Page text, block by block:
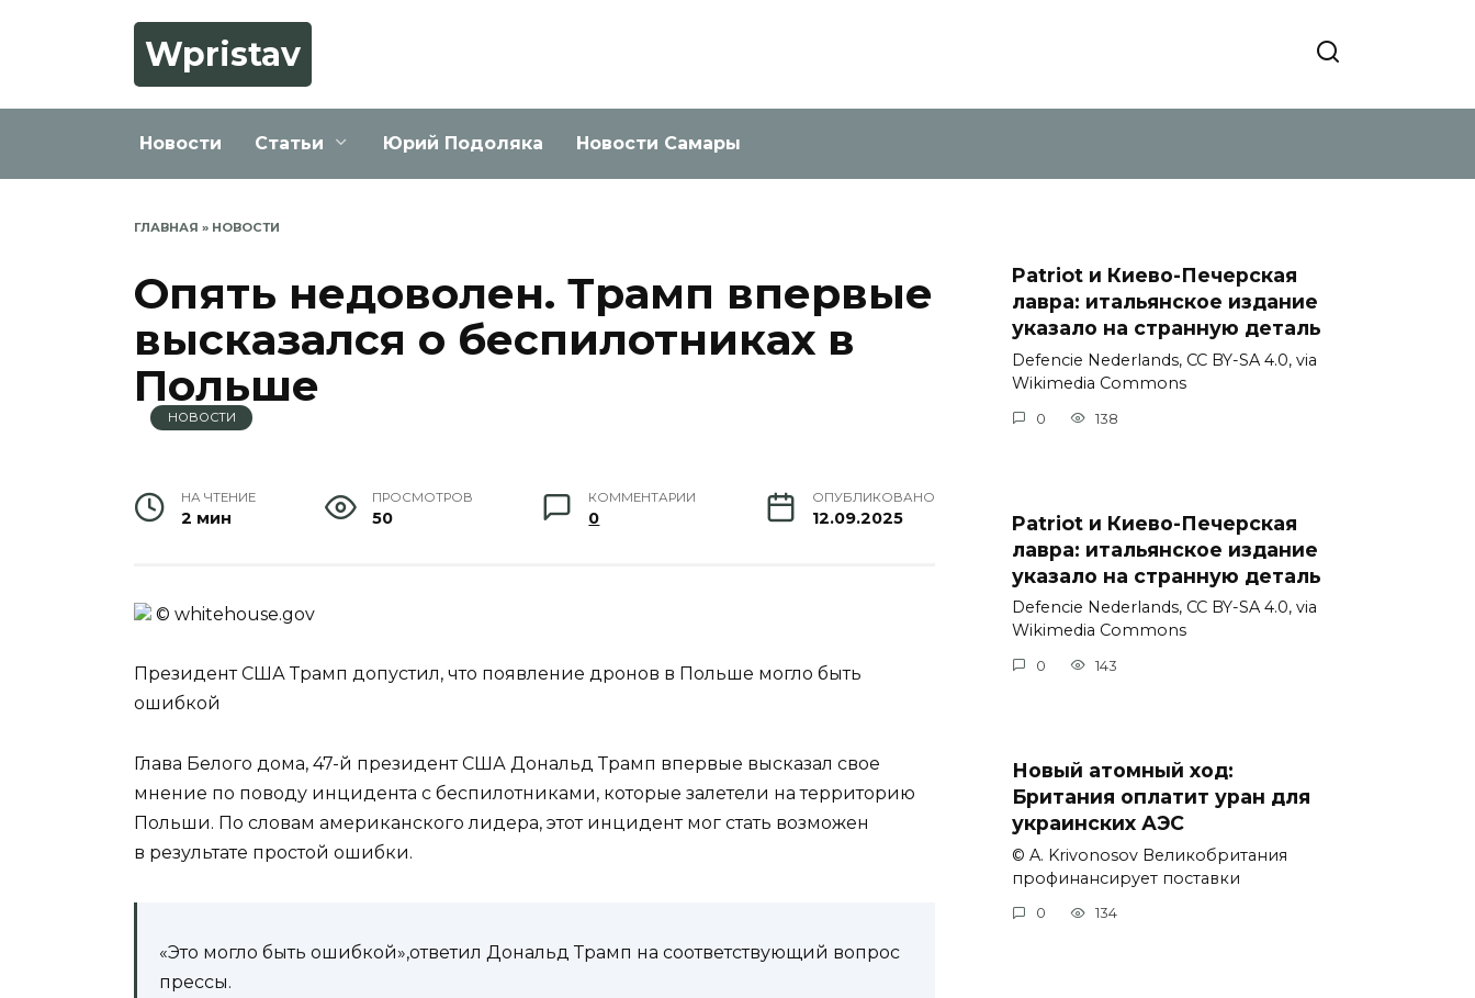
Wpristav
Новости Статьи Юрий Подоляка Новости Самары
ГЛАВНАЯ » НОВОСТИ
Опять недоволен. Трамп впервые
высказался о беспилотниках в
Польше
НОВОСТИ
НА ЧТЕНИЕ
2 мин
ПРОСМОТРОВ
50
КОММЕНТАРИИ
0
ОПУБЛИКОВАНО
12.09.2025
© whitehouse.gov
Президент США Трамп допустил, что появление дронов в Польше могло быть
ошибкой
Глава Белого дома, 47-й президент США Дональд Трамп впервые высказал свое
мнение по поводу инцидента с беспилотниками, которые залетели на территорию
Польши. По словам американского лидера, этот инцидент мог стать возможен
в результате простой ошибки.
«Это могло быть ошибкой»,ответил Дональд Трамп на соответствующий вопрос
прессы.
Patriot и Киево-Печерская
лавра: итальянское издание
указало на странную деталь
Defencie Nederlands, CC BY-SA 4.0, via
Wikimedia Commons
0 138
Patriot и Киево-Печерская
лавра: итальянское издание
указало на странную деталь
Defencie Nederlands, CC BY-SA 4.0, via
Wikimedia Commons
0 143
Новый атомный ход:
Британия оплатит уран для
украинских АЭС
© A. Krivonosov Великобритания
профинансирует поставки
0 134